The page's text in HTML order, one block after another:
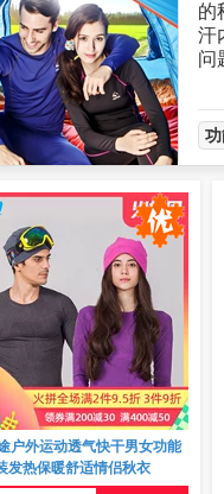
的
汗
问
户外运动透气快干男女功能
发热保暖舒适情侣秋衣